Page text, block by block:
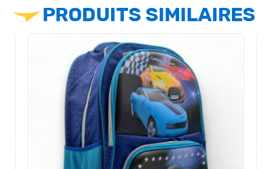
PRODUITS SIMILAIRES